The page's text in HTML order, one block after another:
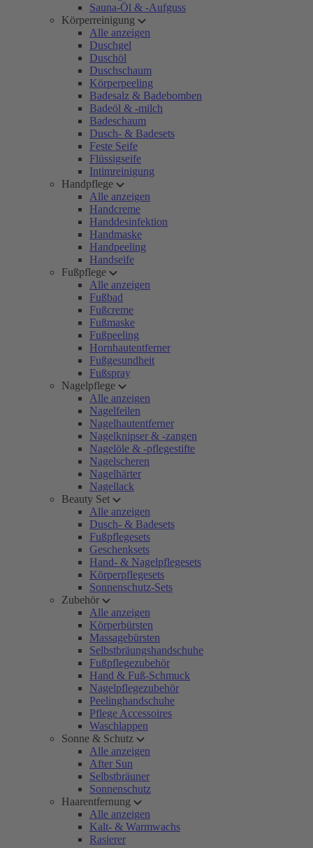
Sauna-Öl & -Aufguss
Körperreinigung
Alle anzeigen
Duschgel
Duschöl
Duschschaum
Körperpeeling
Badesalz & Badebomben
Badeöl & -milch
Badeschaum
Dusch- & Badesets
Feste Seife
Flüssigseife
Intimreinigung
Handpflege
Alle anzeigen
Handcreme
Handdesinfektion
Handmaske
Handpeeling
Handseife
Fußpflege
Alle anzeigen
Fußbad
Fußcreme
Fußmaske
Fußpeeling
Hornhautentferner
Fußgesundheit
Fußspray
Nagelpflege
Alle anzeigen
Nagelfeilen
Nagelhautentferner
Nagelknipser & -zangen
Nagelöle & -pflegestifte
Nagelscheren
Nagelhärter
Nagellack
Beauty Set
Alle anzeigen
Dusch- & Badesets
Fußpflegesets
Geschenksets
Hand- & Nagelpflegesets
Körperpflegesets
Sonnenschutz-Sets
Zubehör
Alle anzeigen
Körperbürsten
Massagebürsten
Selbstbräungshandschuhe
Fußpflegezubehör
Hand & Fuß-Schmuck
Nagelpflegezubehör
Peelinghandschuhe
Pflege Accessoires
Waschlappen
Sonne & Schutz
Alle anzeigen
After Sun
Selbstbräuner
Sonnenschutz
Haarentfernung
Alle anzeigen
Kalt- & Warmwachs
Rasierer